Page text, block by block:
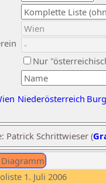
Nur
Niederösterreich
Patrick Schrittwieser (
1. Juli 2006